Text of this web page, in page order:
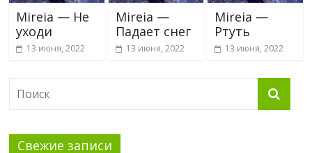
Mireia — Не
уходи
13 июня, 2022
Mireia —
Падает снег
13 июня, 2022
Mireia —
Ртуть
13 июня, 2022
Свежие записи